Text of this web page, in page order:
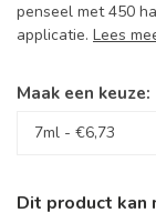
penseel met 450
applicatie. Lees
Maak een keuze:
Dit product kan